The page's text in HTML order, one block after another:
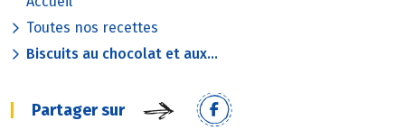
Toutes nos recettes
Biscuits au chocolat et aux...
Partager sur